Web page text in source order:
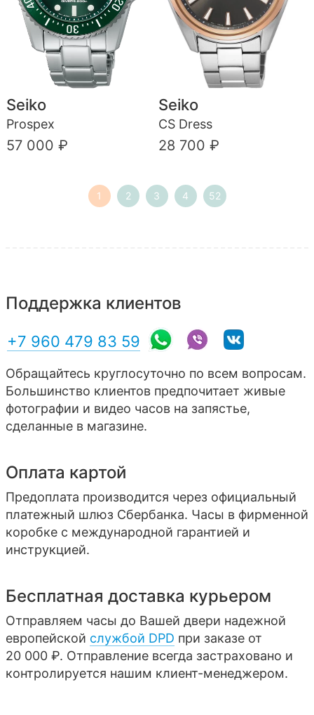
Seiko
Prospex
57 000 ₽
Seiko
CS Dress
28 700 ₽
1 2 3 4 52
Поддержка клиентов
+7 960 479 83 59
Обращайтесь круглосуточно по всем вопросам.
Большинство клиентов предпочитает живые
фотографии и видео часов на запястье,
сделанные в магазине.
Оплата картой
Предоплата производится через официальный
платежный шлюз Сбербанка. Часы в фирменной
коробке с международной гарантией и
инструкцией.
Бесплатная доставка курьером
Отправляем часы до Вашей двери надежной
европейской службой DPD при заказе от
20 000 ₽. Отправление всегда застраховано и
контролируется нашим клиент-менеджером.